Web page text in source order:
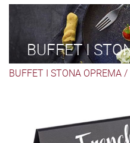
BUFFET I
BUFFET I STONA OPREMA/